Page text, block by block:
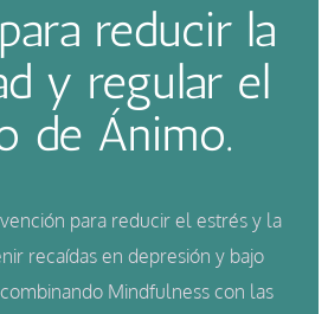
reducir la
y regular el
de Ánimo.
para reducir el estrés y la
recaídas en depresión y bajo
Mindfulness con las